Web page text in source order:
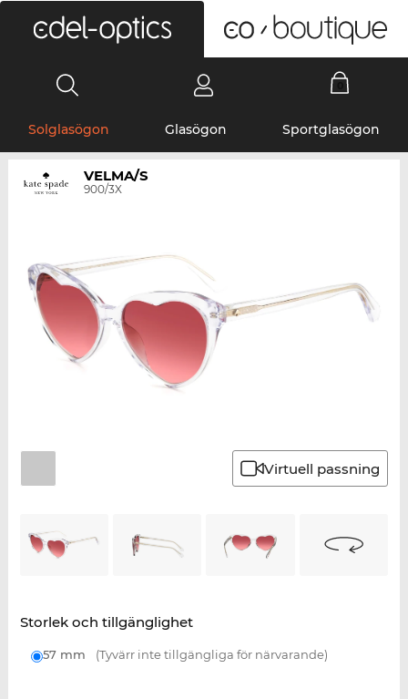
Solglasögon Glasögon Sportglasögon
VELMA/S
900/3X
Virtuell passning
Storlek och tillgänglighet
57 mm (Tyvärr inte tillgängliga för närvarande)